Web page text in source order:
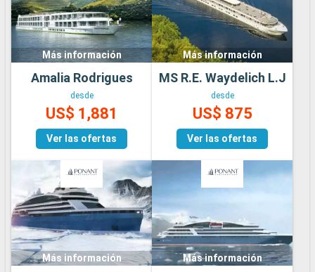
Más información
Amalia Rodrigues
desde
US$ 1,881
Ver las ofertas
Más información
MS R.E. Waydelich L.J
desde
US$ 875
Ver las ofertas
Más información Más información